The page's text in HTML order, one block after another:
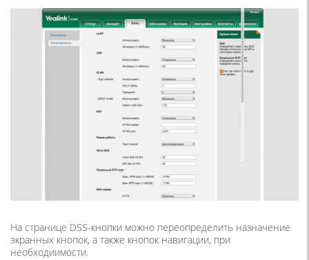
На странице DSS-кнопки можно переопределить назначение
экранных кнопок, а также кнопок навигации, при
необходиимости.